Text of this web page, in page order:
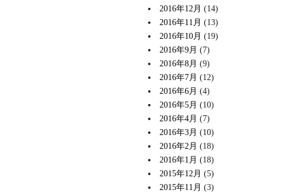
2016年12月 (14)
2016年11月 (13)
2016年10月 (19)
2016年9月 (7)
2016年8月 (9)
2016年7月 (12)
2016年6月 (4)
2016年5月 (10)
2016年4月 (7)
2016年3月 (10)
2016年2月 (18)
2016年1月 (18)
2015年12月 (5)
2015年11月 (3)